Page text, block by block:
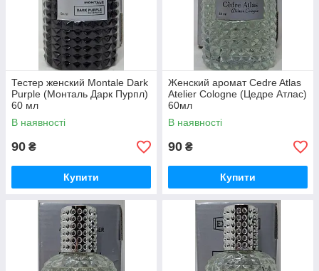
Тестер женский Montale Dark
Purple (Монталь Дарк Пурпл)
60 мл
В наявності
90 ₴
Купити
Женский аромат Cedre Atlas
Atelier Cologne (Цедре Атлас)
60мл
В наявності
90 ₴
Купити